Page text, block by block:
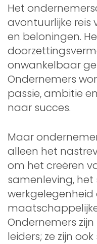
Het
avontuurlijke reis
en beloningen.
onwankelbaar
Ondernemers
passie, ambitie
naar succes.
Maar
alleen het
om het creëren
samenleving,
Ondernemers
leiders; ze zijn